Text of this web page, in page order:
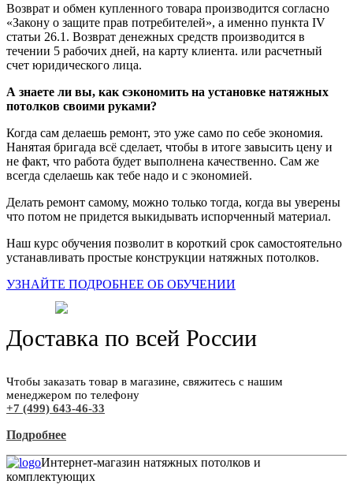
Возврат и обмен купленного товара производится согласно
«Закону о защите прав потребителей», а именно пункта IV
статьи 26.1. Возврат денежных средств производится в
течении 5 рабочих дней, на карту клиента. или расчетный
счет юридического лица.
А знаете ли вы, как сэкономить на установке натяжных
потолков своими руками?
Когда сам делаешь ремонт, это уже само по себе экономия.
Нанятая бригада всё сделает, чтобы в итоге завысить цену и
не факт, что работа будет выполнена качественно. Сам же
всегда сделаешь как тебе надо и с экономией.
Делать ремонт самому, можно только тогда, когда вы уверены
что потом не придется выкидывать испорченный материал.
Наш курс обучения позволит в короткий срок самостоятельно
устанавливать простые конструкции натяжных потолков.
УЗНАЙТЕ ПОДРОБНЕЕ ОБ ОБУЧЕНИИ
Доставка по всей России
Чтобы заказать товар в магазине, свяжитесь с нашим
менеджером по телефону
+7 (499) 643-46-33
Подробнее
Интернет-магазин натяжных потолков и
комплектующих